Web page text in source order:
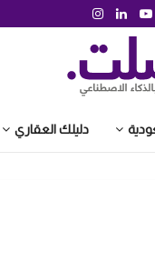
دليلك العقاري